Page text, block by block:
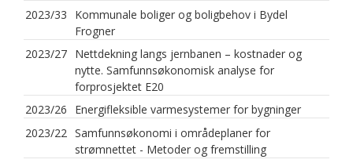
2023/33
Kommunale boliger og boligbehov i Bydel
Frogner
2023/27 Nettdekning langs jernbanen – kostnader og
nytte. Samfunnsøkonomisk analyse for
forprosjektet E20
2023/26
Energifleksible varmesystemer for bygninger
2023/22 Samfunnsøkonomi i områdeplaner for
strømnettet - Metoder og fremstilling